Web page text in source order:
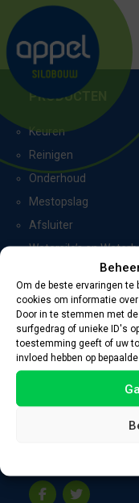
Om de beste ervaringen te
cookies om informatie
Door in te stemmen met
surfgedrag of unieke ID's
toestemming geeft of uw
invloed hebben op
PRODUCTEN
Keuren
Reinigen
Onderhoud
Mestopslag
Afsluiter
Watersilo’s en
CERTIFICERING